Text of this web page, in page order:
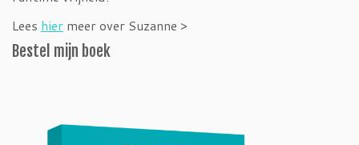
Lees hier meer over Suzanne >
Bestel mijn boek